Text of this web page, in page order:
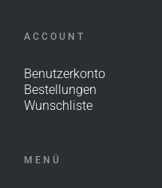
ACCOUNT
Benutzerkonto
Bestellungen
Wunschliste
MENÜ